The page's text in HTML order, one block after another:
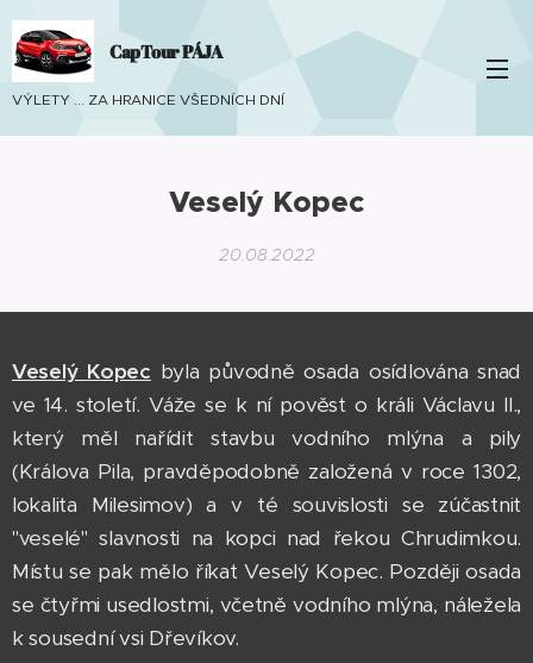
CapTour PÁJA
VÝLETY ... ZA HRANICE VŠEDNÍCH DNÍ
Veselý Kopec
20.08.2022
Veselý Kopec byla původně osada osídlována snad
ve 14. století. Váže se k ní pověst o králi Václavu II.,
který měl nařídit stavbu vodního mlýna a pily
(Králova Pila, pravděpodobně založená v roce 1302,
lokalita Milesimov) a v té souvislosti se zúčastnit
"veselé" slavnosti na kopci nad řekou Chrudimkou.
Místu se pak mělo říkat Veselý Kopec. Později osada
se čtyřmi usedlostmi, včetně vodního mlýna, náležela
k sousední vsi Dřevíkov.